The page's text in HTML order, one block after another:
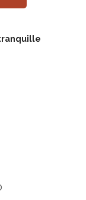
tranquille